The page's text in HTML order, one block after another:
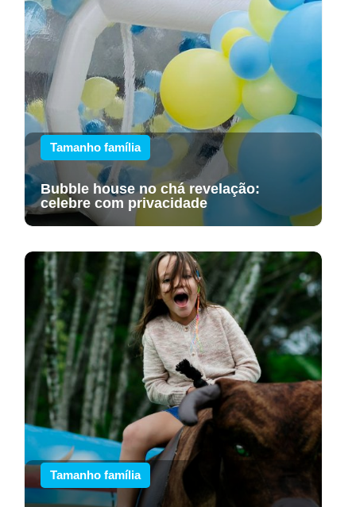
Tamanho família
Bubble house no chá revelação:
celebre com privacidade
Tamanho família